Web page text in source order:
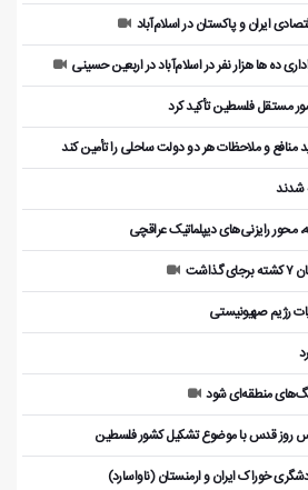
ایران و پاکستان در اسلام‌آباد
ده ها هزار نفر در اسلام‌آباد در اربعین حسینی
مستقل فلسطین تأکید کرد
منافع و ملاحظات هر دو دولت ساحلی را تأمین کند
محور رایزنی‌های دیپلماتیک عراقچی
رژیم صهیونیستی
منطقه‌ای شود
روز قدس با موضوع تشکیل کشور فلسطین
خوراک ایران و ارمنستان (ناواسارد)